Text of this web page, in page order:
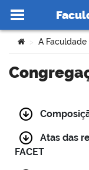
Ir para o conteúdo
Você está aqui:
> A Faculdade
Atas das
FACET